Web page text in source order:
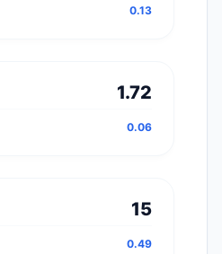
0.13
1.72
0.06
15
0.49